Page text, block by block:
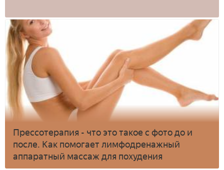
Прессотерапия - что это такое с фото до и
после. Как помогает лимфодренажный
аппаратный массаж для похудения